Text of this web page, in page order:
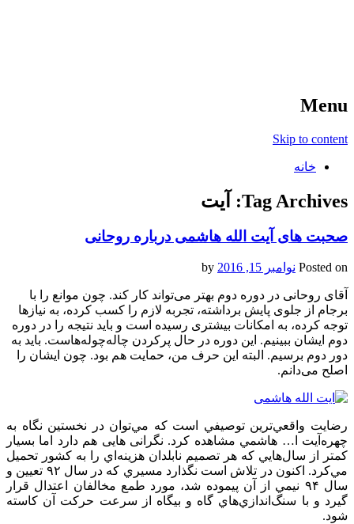
Menu
Skip to content
خانه
Tag Archives: آیت
صحبت های آیت الله هاشمی درباره روحانی
Posted on نوامبر 15, 2016
آقای روحانی در دوره دوم بهتر می‌تواند کار کند. چون موانع را با
برجام از جلوی پایش برداشته، تجربه لازم را کسب کرده، به نیازها
توجه کرده، به امکانات بیشتری رسیده است و باید نتیجه را در دوره
دوم ایشان ببینیم. این دوره در حال پر‌کردن چاله‌چوله‌هاست. باید به
دور دوم برسیم. البته این حرف من، حمایت هم بود. چون ایشان را
اصلح می‌دانم.
رضايت واقعي‌ترين توصيفي است كه مي‌توان در نخستين نگاه به
چهره‌آيت ا… هاشمي مشاهده كرد. نگرانی هایی هم دارد اما بسيار
كمتر از سال‌هايي كه هر تصميم نابلدان هزينه‌اي را به كشور تحميل
مي‌كرد. اكنون در تلاش است نگذارد مسيري كه در سال ۹۲ تعيين و
سال ۹۴ نيمي از آن پيموده شد، مورد طمع مخالفان اعتدال قرار
گيرد و با سنگ‌اندازي‌هاي گاه و بيگاه از سرعت حركت آن كاسته
شود.